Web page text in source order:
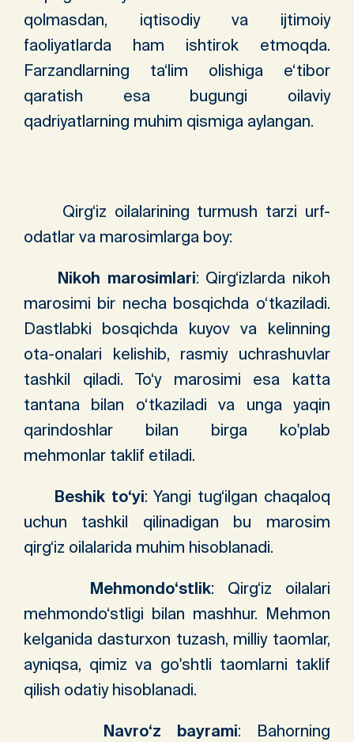
qolmasdan, iqtisodiy va ijtimoiy
faoliyatlarda ham ishtirok etmoqda.
Farzandlarning ta‘lim olishiga e‘tibor
qaratish esa bugungi oilaviy
qadriyatlarning muhim qismiga aylangan.
Qirg‘iz oilalarining turmush tarzi urf-
odatlar va marosimlarga boy:
Nikoh marosimlari: Qirg‘izlarda nikoh
marosimi bir necha bosqichda o‘tkaziladi.
Dastlabki bosqichda kuyov va kelinning
ota-onalari kelishib, rasmiy uchrashuvlar
tashkil qiladi. To‘y marosimi esa katta
tantana bilan o‘tkaziladi va unga yaqin
qarindoshlar bilan birga ko'plab
mehmonlar taklif etiladi.
Beshik to‘yi: Yangi tug‘ilgan chaqaloq
uchun tashkil qilinadigan bu marosim
qirg‘iz oilalarida muhim hisoblanadi.
Mehmondo‘stlik: Qirg‘iz oilalari
mehmondo‘stligi bilan mashhur. Mehmon
kelganida dasturxon tuzash, milliy taomlar,
ayniqsa, qimiz va go'shtli taomlarni taklif
qilish odatiy hisoblanadi.
Navro‘z bayrami: Bahorning